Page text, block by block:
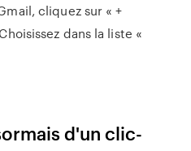
cliquez sur « +
dans la liste «
d'un clic-